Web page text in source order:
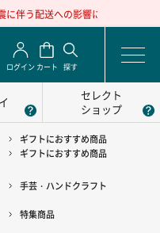
伴う配送への影響について
ログイン カート 探す
セレクト
ショップ
ギフトにおすすめ商品
ギフトにおすすめ商品
手芸・ハンドクラフト
特集商品